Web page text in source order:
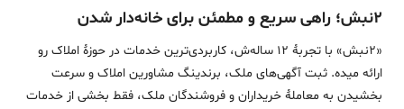
۲نبش؛ راهی سریع و مطمئن برای خانه‌دار شدن
«2نبش» با تجربۀ 12 ساله‌ش، کاربردی‌ترین خدمات در حوزۀ املاک رو
ارائه میده. ثبت آگهی‌های ملک، برندینگ مشاورین املاک و سرعت
بخشیدن به معاملۀ خریداران و فروشندگان ملک، فقط بخشی از خدمات